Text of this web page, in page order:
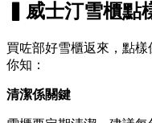
▍威士汀雪櫃點
買咗部好雪櫃返來，點
你知：
清潔係關鍵